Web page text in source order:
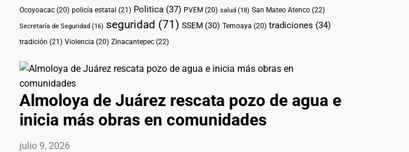
Ocoyoacac (20) policía estatal (21) Politica (37) PVEM (20) salud (18) San Mateo Atenco (22)
Secretaría de Seguridad (16) seguridad (71) SSEM (30) Temoaya (20) tradiciones (34)
tradición (21) Violencia (20) Zinacantepec (22)
Almoloya de Juárez rescata pozo de agua e
inicia más obras en comunidades
julio 9, 2026